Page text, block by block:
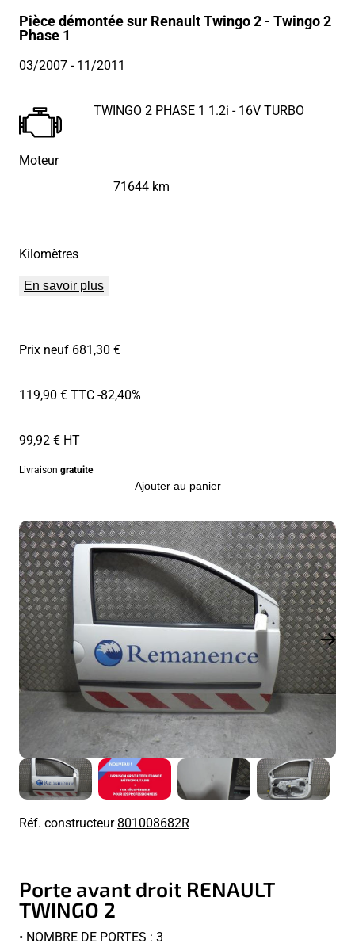
Pièce démontée sur Renault Twingo 2 - Twingo 2
Phase 1
03/2007- 11/2011
Moteur
TWINGO 2 PHASE 1 1.2i - 16V TURBO
Kilomètres
71644 km
En savoir plus
Prix neuf 681,30 €
119,90 € TTC-82,40%
99,92 € HT
Livraison gratuite
Ajouter au panier
Réf. constructeur801008682R
Porte avant droit RENAULT
TWINGO 2
• NOMBRE DE PORTES : 3